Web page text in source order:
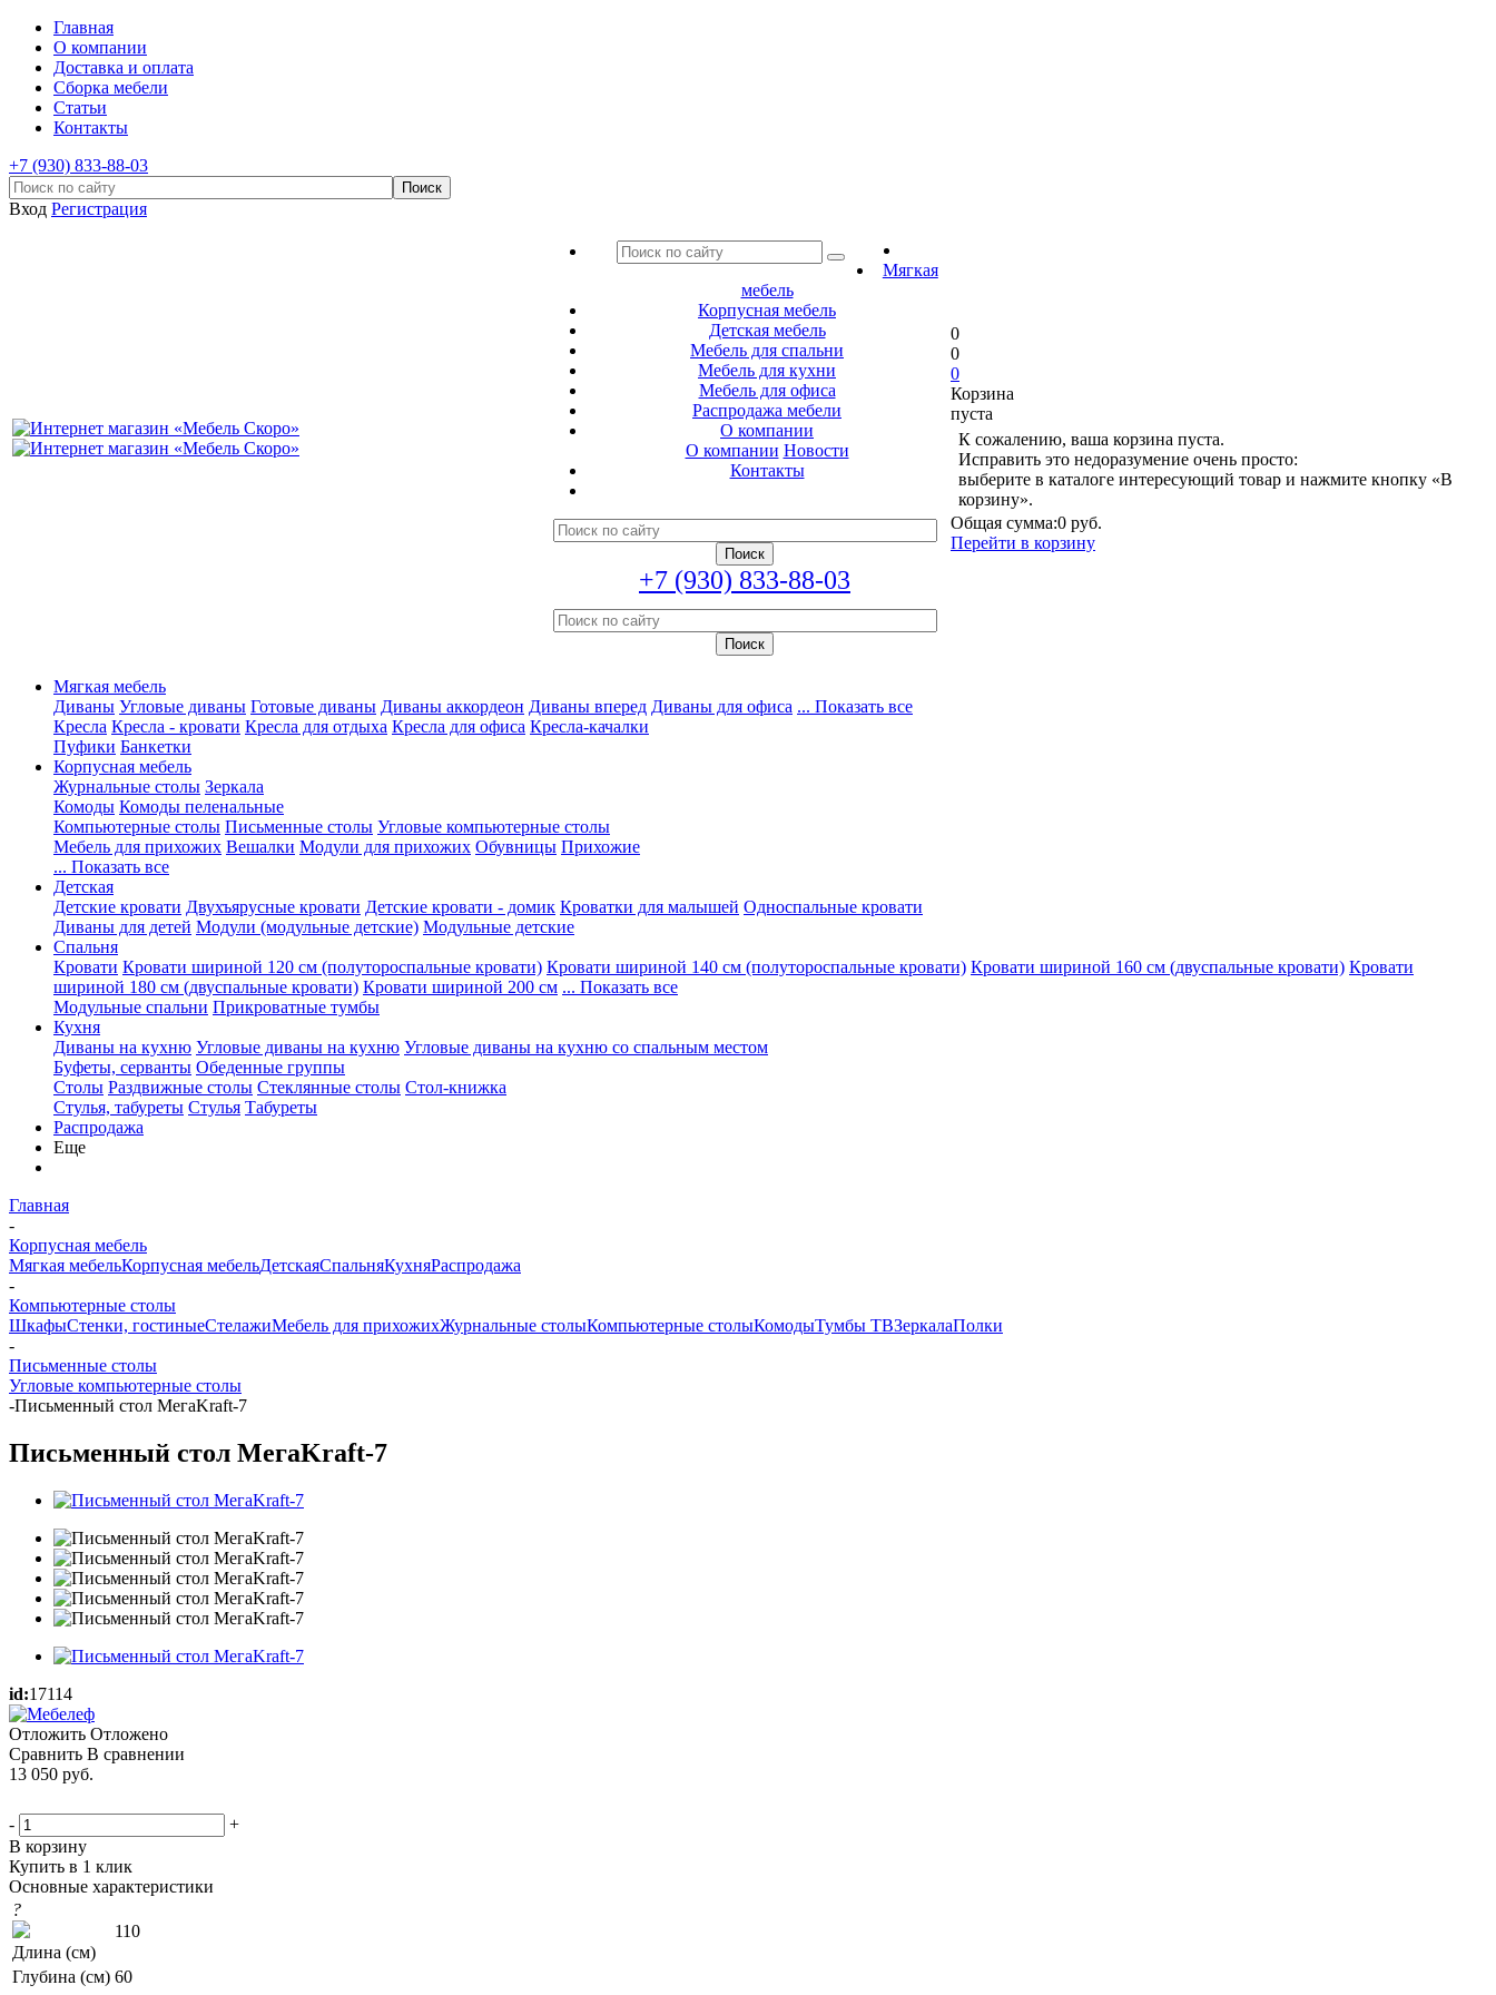
Главная
О компании
Доставка и оплата
Сборка мебели
Статьи
Контакты
+7 (930) 833-88-03
Вход Регистрация
Мягкая
мебель
Корпусная мебель
Детская мебель
Мебель для спальни
Мебель для кухни
Мебель для офиса
Распродажа мебели
О компании
О компании Новости
Контакты
+7 (930) 833-88-03
0
0
0
Корзина
пуста
К сожалению, ваша корзина пуста.
Исправить это недоразумение очень просто:
выберите в каталоге интересующий товар и нажмите кнопку «В
корзину».
Общая сумма:0 руб.
Перейти в корзину
Мягкая мебель
Диваны Угловые диваны Готовые диваны Диваны аккордеон Диваны вперед Диваны для офиса ... Показать все
Кресла Кресла - кровати Кресла для отдыха Кресла для офиса Кресла-качалки
Пуфики Банкетки
Корпусная мебель
Журнальные столы Зеркала
Комоды Комоды пеленальные
Компьютерные столы Письменные столы Угловые компьютерные столы
Мебель для прихожих Вешалки Модули для прихожих Обувницы Прихожие
... Показать все
Детская
Детские кровати Двухъярусные кровати Детские кровати - домик Кроватки для малышей Односпальные кровати
Диваны для детей Модули (модульные детские) Модульные детские
Спальня
Кровати Кровати шириной 120 см (полутороспальные кровати) Кровати шириной 140 см (полутороспальные кровати) Кровати шириной 160 см (двуспальные кровати) Кровати
шириной 180 см (двуспальные кровати) Кровати шириной 200 см ... Показать все
Модульные спальни Прикроватные тумбы
Кухня
Диваны на кухню Угловые диваны на кухню Угловые диваны на кухню со спальным местом
Буфеты, серванты Обеденные группы
Столы Раздвижные столы Стеклянные столы Стол-книжка
Стулья, табуреты Стулья Табуреты
Распродажа
Еще
Главная
-
Корпусная мебель
Мягкая мебельКорпусная мебельДетскаяСпальняКухняРаспродажа
-
Компьютерные столы
ШкафыСтенки, гостиныеСтелажиМебель для прихожихЖурнальные столыКомпьютерные столыКомодыТумбы ТВЗеркалаПолки
-
Письменные столы
Угловые компьютерные столы
-Письменный стол МегаKraft-7
Письменный стол МегаKraft-7
id:17114
Отложить Отложено
Сравнить В сравнении
13 050 руб.
-
+
В корзину
Купить в 1 клик
Основные характеристики
?
Длина (см)
110
Глубина (см) 60